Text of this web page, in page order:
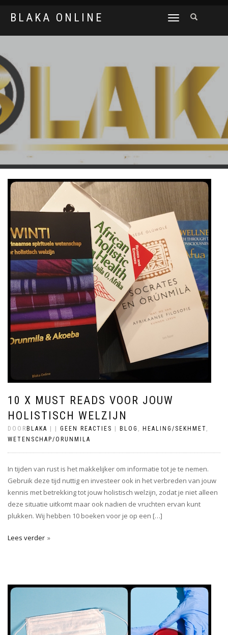
BLAKA ONLINE
SCHAKEL
MENU
10 X MUST READS VOOR JOUW
HOLISTISCH WELZIJN
DOOR BLAKA GEEN REACTIES BLOG , HEALING/SEKHMET,
WETENSCHAP/ORUNMILA
In tijden van rust is het makkelijker om informatie tot je te nemen.
Gebruik deze tijd nuttig en investeer ook in het verbreden van jouw
kennis met betrekking tot jouw holistisch welzijn, zodat je niet alleen
deze situatie uitkomt maar ook nadien de vruchten ervan kunt
plukken. Wij hebben 10 boeken voor je op een […]
Lees verder